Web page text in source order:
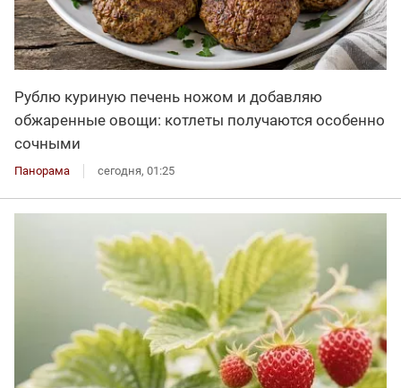
Рублю куриную печень ножом и добавляю
обжаренные овощи: котлеты получаются особенно
сочными
Панорама сегодня, 01:25